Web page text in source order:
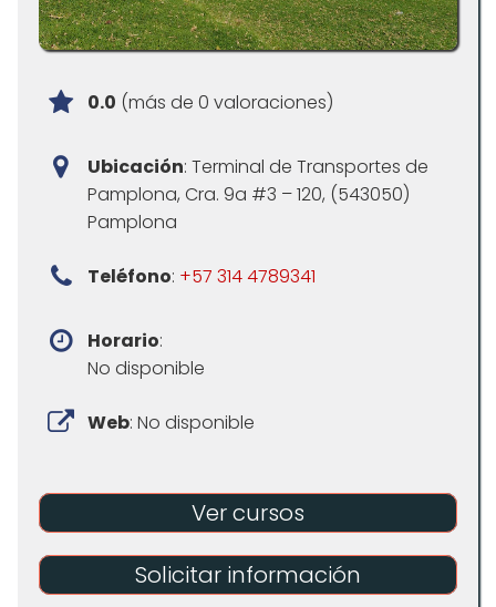
0.0 (más de 0 valoraciones)
Ubicación: Terminal de Transportes de
Pamplona, Cra. 9a #3 – 120, (543050)
Pamplona
Teléfono: +57 314 4789341
Horario:
No disponible
Web: No disponible
Ver cursos
Solicitar información